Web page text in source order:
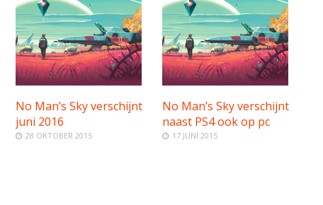
No Man’s Sky verschijnt
juni 2016
28 OKTOBER 2015
No Man’s Sky verschijnt
naast PS4 ook op pc
17 JUNI 2015